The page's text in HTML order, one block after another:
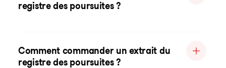
registre des poursuites ?
Comment commander un extrait du
registre des poursuites ?